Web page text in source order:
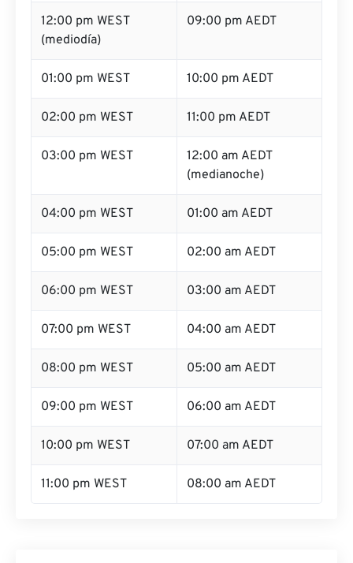
12:00 pm WEST
(mediodía)
09:00 pm AEDT
01:00 pm WEST 10:00 pm AEDT
02:00 pm WEST 11:00 pm AEDT
03:00 pm WEST
12:00 am AEDT
(medianoche)
04:00 pm WEST 01:00 am AEDT
05:00 pm WEST 02:00 am AEDT
06:00 pm WEST 03:00 am AEDT
07:00 pm WEST 04:00 am AEDT
08:00 pm WEST 05:00 am AEDT
09:00 pm WEST 06:00 am AEDT
10:00 pm WEST 07:00 am AEDT
11:00 pm WEST 08:00 am AEDT